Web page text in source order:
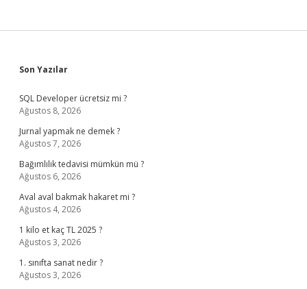
Sidebar
Son Yazılar
SQL Developer ücretsiz mi ?
Ağustos 8, 2026
Jurnal yapmak ne demek ?
Ağustos 7, 2026
Bağımlılık tedavisi mümkün mü ?
Ağustos 6, 2026
Aval aval bakmak hakaret mi ?
Ağustos 4, 2026
1 kilo et kaç TL 2025 ?
Ağustos 3, 2026
1. sınıfta sanat nedir ?
Ağustos 3, 2026